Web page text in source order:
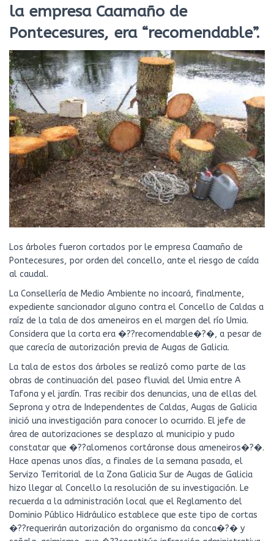
la empresa Caamaño de
Pontecesures, era “recomendable”.
Los árboles fueron cortados por le empresa Caamaño de
Pontecesures, por orden del concello, ante el riesgo de caída
al caudal.
La Consellería de Medio Ambiente no incoará, finalmente,
expediente sancionador alguno contra el Concello de Caldas a
raíz de la tala de dos ameneiros en el margen del río Umia.
Considera que la corta era �??recomendable�?�, a pesar de
que carecía de autorización previa de Augas de Galicia.
La tala de estos dos árboles se realizó como parte de las
obras de continuación del paseo fluvial del Umia entre A
Tafona y el jardín. Tras recibir dos denuncias, una de ellas del
Seprona y otra de Independentes de Caldas, Augas de Galicia
inició una investigación para conocer lo ocurrido. El jefe de
área de autorizaciones se desplazo al municipio y pudo
constatar que �??alomenos cortáronse dous ameneiros�?�.
Hace apenas unos días, a finales de la semana pasada, el
Servizo Territorial de la Zona Galicia Sur de Augas de Galicia
hizo llegar al Concello la resolución de su investigación. Le
recuerda a la administración local que el Reglamento del
Dominio Público Hidráulico establece que este tipo de cortas
�??requerirán autorización do organismo da conca�?� y